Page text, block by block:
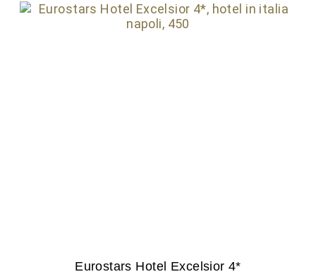
Eurostars Hotel Excelsior 4*